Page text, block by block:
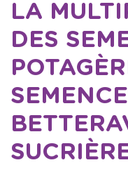
LA
DES